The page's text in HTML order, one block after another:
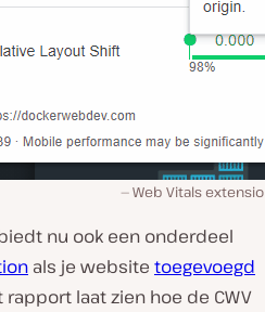
Web Vitals
nu ook een onderdeel
als je website toegevoegd
rapport laat zien hoe de CWV